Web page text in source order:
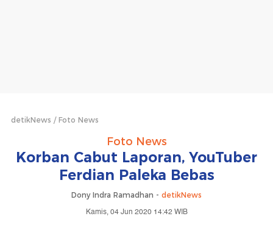
detikNews Foto News
Foto News
Korban Cabut Laporan, YouTuber
Ferdian Paleka Bebas
Dony Indra Ramadhan - detikNews
Kamis, 04 Jun 2020 14:42 WIB